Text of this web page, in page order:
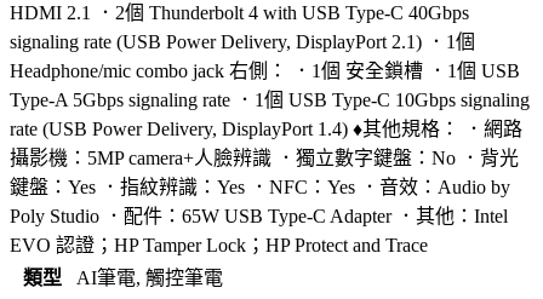
HDMI 2.1 ．2個 Thunderbolt 4 with USB Type-C 40Gbps
signaling rate (USB Power Delivery, DisplayPort 2.1) ．1個
Headphone/mic combo jack 右側： ．1個 安全鎖槽 ．1個 USB
Type-A 5Gbps signaling rate ．1個 USB Type-C 10Gbps signaling
rate (USB Power Delivery, DisplayPort 1.4) ♦其他規格： ．網路
攝影機：5MP camera+人臉辨識 ．獨立數字鍵盤：No ．背光
鍵盤：Yes ．指紋辨識：Yes ．NFC：Yes ．音效：Audio by
Poly Studio ．配件：65W USB Type-C Adapter ．其他：Intel
EVO 認證；HP Tamper Lock；HP Protect and Trace
類型
AI筆電, 觸控筆電